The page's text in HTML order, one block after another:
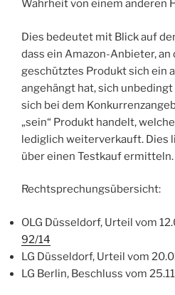
Wahrheit von einem anderen
Dies bedeutet mit Blick auf
dass ein Amazon-Anbieter,
geschütztes Produkt sich ein
angehängt hat, sich
sich bei dem
„sein“ Produkt handelt,
lediglich weiterverkauft. Dies
über einen Testkauf ermitteln.
Rechtsprechungsübersicht:
OLG Düsseldorf, Urteil vom
92/14
LG Düsseldorf, Urteil vom
LG Berlin, Beschluss vom